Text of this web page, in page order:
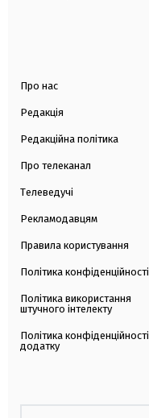
Про нас
Редакція
Редакційна політика
Про телеканал
Телеведучі
Рекламодавцям
Правила користування
Політика конфіденційності
Політика використання
штучного інтелекту
Політика конфіденційності
додатку